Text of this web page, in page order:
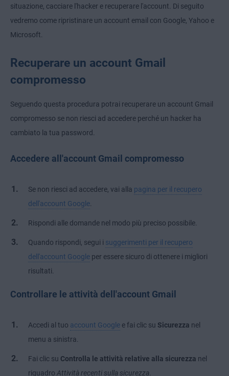
situazione, cacciare l'hacker e recuperare l'account. Di seguito
vedremo come ripristinare un account email con Google, Yahoo e
Microsoft.
Recuperare un account Gmail
compromesso
Seguendo questa procedura potrai recuperare un account Gmail
compromesso se non riesci ad accedere perché un hacker ha
cambiato la tua password.
Accedere all'account Gmail compromesso
Se non riesci ad accedere, vai alla pagina per il recupero
dell'account Google.
Rispondi alle domande nel modo più preciso possibile.
Quando rispondi, segui i suggerimenti per il recupero
dell'account Google per essere sicuro di ottenere i migliori
risultati.
Controllare le attività dell'account Gmail
Accedi al tuo account Google e fai clic su Sicurezza nel
menu a sinistra.
Fai clic su Controlla le attività relative alla sicurezza nel
riquadro Attività recenti sulla sicurezza.